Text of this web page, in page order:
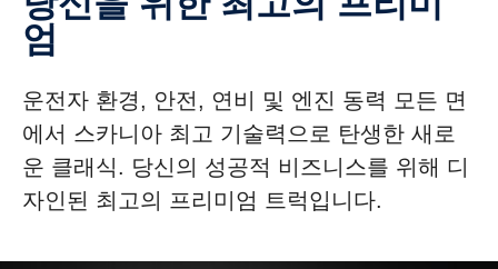
엄
운전자 환경, 안전, 연비 및 엔진 동력 모든 면
에서 스카니아 최고 기술력으로 탄생한 새로
운 클래식. 당신의 성공적 비즈니스를 위해 디
자인된 최고의 프리미엄 트럭입니다.